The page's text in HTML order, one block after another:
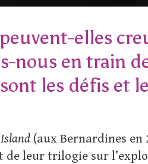
elles
nous en train
les défis et
(aux Bernardines en
de leur trilogie sur